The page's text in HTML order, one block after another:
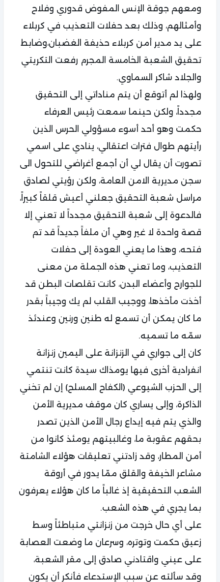
ومعهم جوقة الإنس المفوض قدوري وفلاح
وأمثالهم، وذلك بعد حفلات التعذيب في كربلاء
على يد مدير أمن كربلاء حذيفة الغضبان،وضابط
تحقيق الشعبة الخامسة المجرم رفعت التكريتي
والجلاد شاكر السماوي.
ولهذا لم أتوقع أن يتم مناداتي إلى التحقيق
مجدداً، ولكن حينما سمعت رئيس العرفاء
حكمت وهو أحد أسوء مسؤولي الحرس الذين
رأيتهم طوال فترات اعتقالي، ينادي على اسمي
تصورت أن يقال لي أن أجمع أغراضي للتحول الى
سجن مديرية الامن العامة، ولكن رؤيتي لصادق
مراسل شعبة التحقيق جعلني أعيش قلقاً كبيراً،
فالدعوة إلى شعبة التحقيق مجدداً لا تعني إلا
قصة واحدة لا غير وهي أن ملفاً جديداً قد تم
فتحه، وهذا ما يعني العودة إلى حفلات
التعذيب، وما تعني هذه الجملة من معنى
للجوارح وأعضاء البدن، كانت تقلصات البطن قد
أخذت مأخذها، ووجيب القلب لم يك وجيباً بقدر
ما كان يمكن أن تسمع له طنين ورنين وعندئذ
سمّه ما تسميه.
كان إلى جواري في الزنزانة على اليمين زنزانة
انفرادية أخرى فيها يومذاك سيدة كانت تنتمي
إلى الحزب الشيوعي (الكفاح المسلح) إن لم تخني
الذاكرة، وإلى يساري كان موقف مديرية الأمن
والذي يتم فيه إيداع رجال الأمن الذين تصدر
بحقهم عقوبة ما، وغالبيتهم يومئذ كانوا من
أمن المطار، وقد زادتني تعليقات هؤلاء الشامتة
مشاعر الخيفة والقلق ممّا يدور في أروقة
الشعب التحقيقية إذ غالباً ما كان هؤلاء يعرفون
بما يجري في هذه الشعب.
على أي حال خرجت من زنزانتي متباطئاً وسط
زعيق حكمت وتوتره، وسرعان ما وضعت العصابة
على عيني واقتادني صادق إلى مقر الشعبة،
وقد سألته عن سبب الإستدعاء فأنكر أن يكون